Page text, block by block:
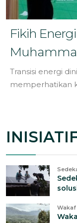
Fikih
Transisi energi
memperhatikan
Wakaf